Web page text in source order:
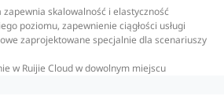
zapewnia skalowalność i elastyczność
poziomu, zapewnienie ciągłości usługi
zaprojektowane specjalnie dla scenariuszy
w Ruijie Cloud w dowolnym miejscu